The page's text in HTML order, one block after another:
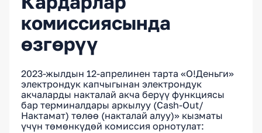
комиссиясында
өзгөрүү
2023-жылдын 12-апрелинен тарта «О!Деньги»
электрондук капчыгынан электрондук
акчаларды накталай акча берүү функциясы
бар терминалдары аркылуу (Cash-Out/
Нактамат) төлөө (накталай алуу)» кызматы
үчүн төмөнкүдөй комиссия орнотулат: